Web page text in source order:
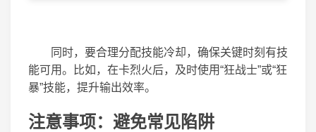
同时，要合理分配技能冷却，确保关键时刻有技
能可用。比如，在卡烈火后，及时使用“狂战士”或“狂
暴”技能，提升输出效率。
注意事项：避免常见陷阱